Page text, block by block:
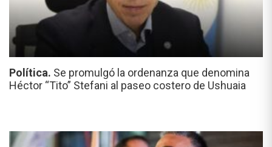
Política. Se promulgó la ordenanza que denomina
Héctor “Tito” Stefani al paseo costero de Ushuaia